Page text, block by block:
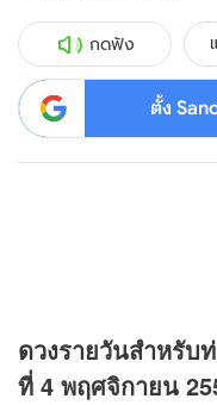
กดฟัง
ตั้ง
ดวงรายวันสำหรับ
ที่ 4 พฤศจิกายน